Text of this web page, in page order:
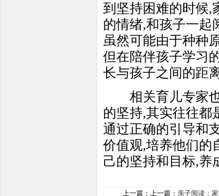
到坚持困难的时候,
的情绪,和孩子一起
虽然可能由于种种
但在陪伴孩子学习
长与孩子之间的距
相关育儿专家也
的坚持,其实往往都
通过正确的引导和
价值观,培养他们的
己的坚持和目标,养
上一篇：上一篇： 亲子阅读：